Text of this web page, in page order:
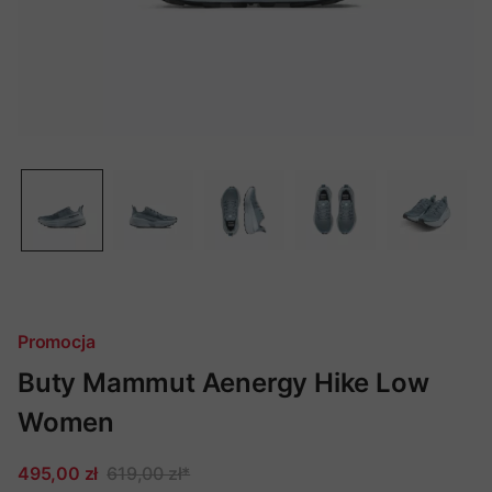
Promocja
Buty Mammut Aenergy Hike Low
Women
495,00 zł 619,00 zł*